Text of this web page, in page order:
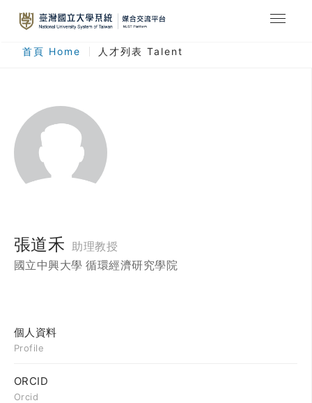
最新消息
人才列表
臺灣國立大學系統
登入
註冊
首頁 Home 人才列表 Talent
張道禾 助理教授
國立中興大學 循環經濟研究學院
個人資料
Profile
ORCID
Orcid